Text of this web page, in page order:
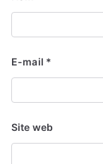
E-mail *
Site web